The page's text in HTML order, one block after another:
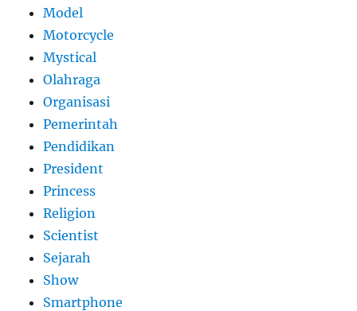
Model
Motorcycle
Mystical
Olahraga
Organisasi
Pemerintah
Pendidikan
President
Princess
Religion
Scientist
Sejarah
Show
Smartphone